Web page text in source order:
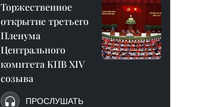
Торжественное
открытие третьего
Пленума
Центрального
комитета КПВ XIV
созыва
ПРОСЛУШАТЬ